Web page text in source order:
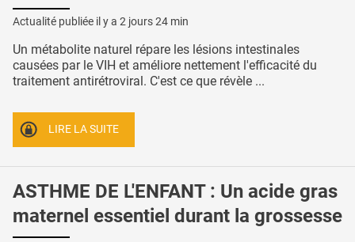
Actualité publiée il y a 2 jours 24 min
Un métabolite naturel répare les lésions intestinales
causées par le VIH et améliore nettement l'efficacité du
traitement antirétroviral. C'est ce que révèle ...
LIRE LA SUITE
ASTHME DE L'ENFANT : Un acide gras
maternel essentiel durant la grossesse